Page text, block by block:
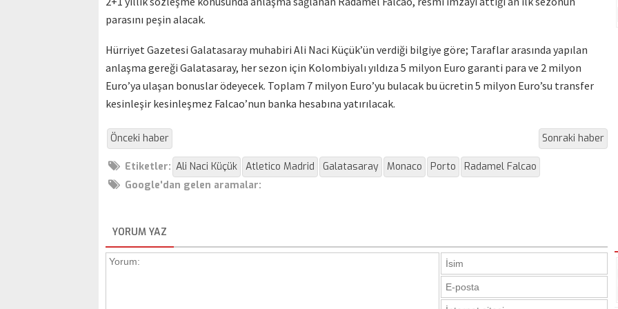
parasını peşin alacak.
Hürriyet Gazetesi Galatasaray muhabiri Ali Naci Küçük’ün verdiği bilgiye göre; Taraflar arasında yapılan
anlaşma gereği Galatasaray, her sezon için Kolombiyalı yıldıza 5 milyon Euro garanti para ve 2 milyon
Euro’ya ulaşan bonuslar ödeyecek. Toplam 7 milyon Euro’yu bulacak bu ücretin 5 milyon Euro’su transfer
kesinleşir kesinleşmez Falcao’nun banka hesabına yatırılacak.
Önceki haber Sonraki haber
Etiketler: Ali Naci Küçük Atletico Madrid Galatasaray Monaco Porto
Radamel Falcao
Google'dan gelen aramalar:
YORUM YAZ